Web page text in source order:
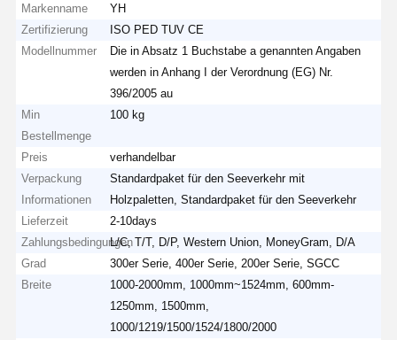
Markenname
YH
Zertifizierung
ISO PED TUV CE
Modellnummer
Die in Absatz 1 Buchstabe a genannten Angaben
werden in Anhang I der Verordnung (EG) Nr.
396/2005 au
Min
Bestellmenge
100 kg
Preis
verhandelbar
Verpackung
Informationen
Standardpaket für den Seeverkehr mit
Holzpaletten, Standardpaket für den Seeverkehr
Lieferzeit
2-10days
ZahlungsbedingungenL/C, T/T, D/P, Western Union, MoneyGram, D/A
Grad
300er Serie, 400er Serie, 200er Serie, SGCC
Breite
1000-2000mm, 1000mm~1524mm, 600mm-
1250mm, 1500mm,
1000/1219/1500/1524/1800/2000